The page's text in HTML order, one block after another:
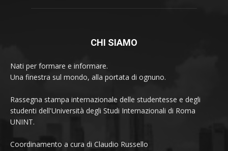
CHI SIAMO
Nati per formare e informare.
Una finestra sul mondo, alla portata di ognuno.
Rassegna stampa internazionale delle studentesse e degli
studenti dell'Università degli Studi Internazionali di Roma
UNINT.
Coordinamento a cura di Claudio Russello